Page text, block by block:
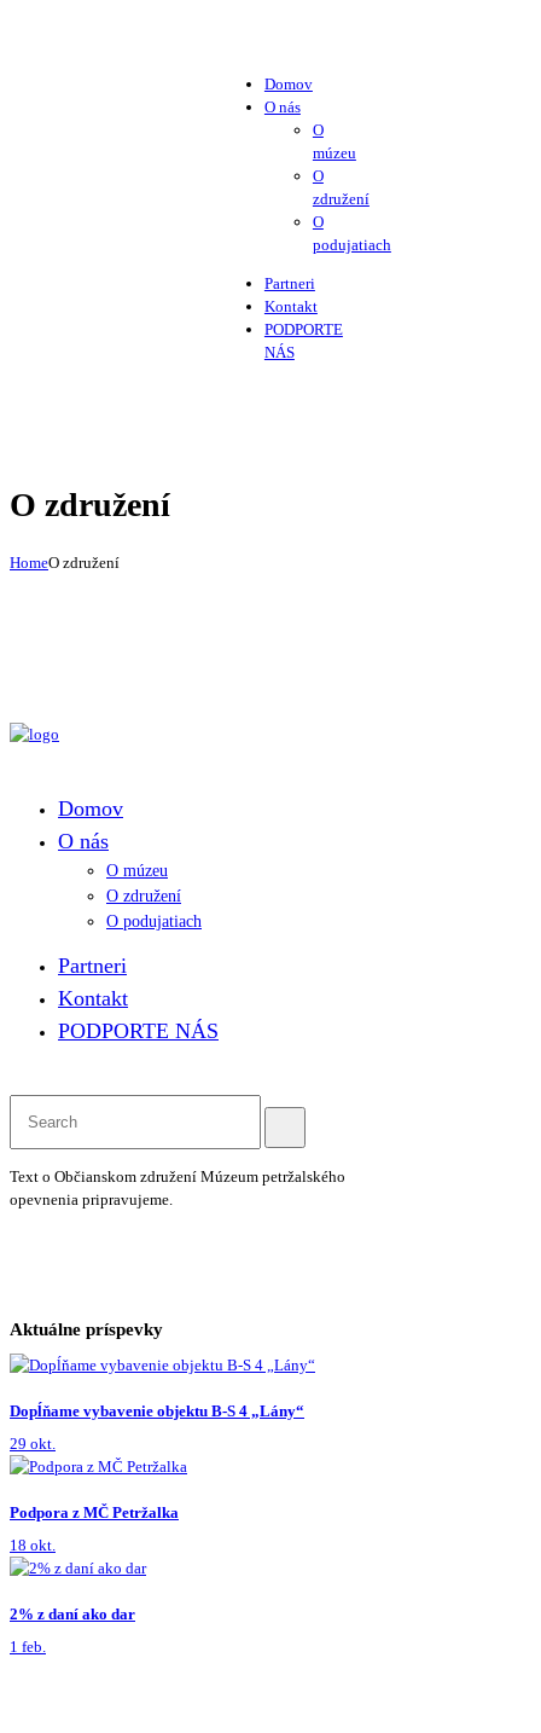
Domov
O nás
O
múzeu
O
združení
O
podujatiach
Partneri
Kontakt
PODPORTE
NÁS
O združení
HomeO združení
Domov
O nás
O múzeu
O združení
O podujatiach
Partneri
Kontakt
PODPORTE NÁS
Text o Občianskom združení Múzeum petržalského
opevnenia pripravujeme.
Aktuálne príspevky
Dopĺňame vybavenie objektu B-S 4 „Lány“
29 okt.
Podpora z MČ Petržalka
18 okt.
2% z daní ako dar
1 feb.